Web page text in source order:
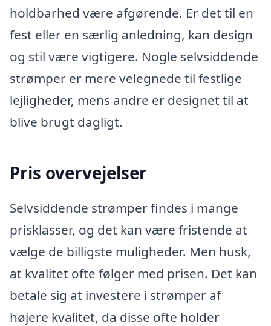
holdbarhed være afgørende. Er det til en
fest eller en særlig anledning, kan design
og stil være vigtigere. Nogle selvsiddende
strømper er mere velegnede til festlige
lejligheder, mens andre er designet til at
blive brugt dagligt.
Pris overvejelser
Selvsiddende strømper findes i mange
prisklasser, og det kan være fristende at
vælge de billigste muligheder. Men husk,
at kvalitet ofte følger med prisen. Det kan
betale sig at investere i strømper af
højere kvalitet, da disse ofte holder